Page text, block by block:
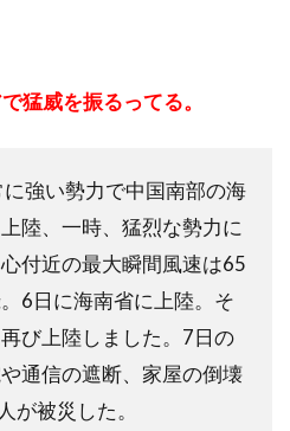
猛威を振るってる。
強い勢力で中国南部の海
陸、一時、猛烈な勢力に
付近の最大瞬間風速は65
6日に海南省に上陸。そ
び上陸しました。7日の
通信の遮断、家屋の倒壊
が被災した。